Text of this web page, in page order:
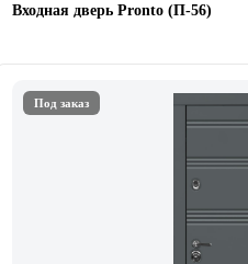
Входная дверь Pronto (П-56)
Под заказ